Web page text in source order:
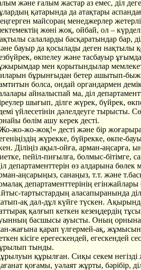
және ғалым жастар аз емес, діл
қатарында да атақтары
майсораң менеджерлер
жөні жоқ, ойбай, ол –
салаларды басқаратындар бар,
бауыр да қосылады деген нақтылы
өкпелеу және тасбауыр
мен қорытындылар
бұрынғыдан бетер ашытып-
болса, ондай органдармен
айналыспай ма, діл
шығып, ділге жүрек, бүйрек,
үйлесетінін дәлелдеуге тырысты.
бөлім ашу керек десті.
жо-жо-жоқ!» десті және бір
жүрекке, бүйрекке, өкпе-
Діліңіз ақыл-ойға, арман-аңсарға,
пейіл-пиғылға, болмыс-бітімге,
департаменттерін өз алдарына
аңсарыңыз, санаңыз, т.т. және
департаменттерінің егінжайлары
тартыстардың аласапыранында
ақ дал-дұл күйге түскен.
қалғып кеткен кезеңдердің
басшысы ауысты. Оның орнына
жағына қарап үлгермей-ақ, жұмысын
кісіге ерегескендей, егескендей
тынды.
құрылған. Сиқы секем
қоғамы, уәлаят жұрты, бәрібір,